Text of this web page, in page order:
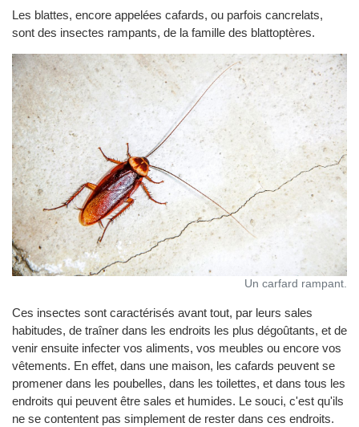
Les blattes, encore appelées cafards, ou parfois cancrelats,
sont des insectes rampants, de la famille des blattoptères.
Un carfard rampant.
Ces insectes sont caractérisés avant tout, par leurs sales
habitudes, de traîner dans les endroits les plus dégoûtants, et de
venir ensuite infecter vos aliments, vos meubles ou encore vos
vêtements. En effet, dans une maison, les cafards peuvent se
promener dans les poubelles, dans les toilettes, et dans tous les
endroits qui peuvent être sales et humides. Le souci, c'est qu'ils
ne se contentent pas simplement de rester dans ces endroits.